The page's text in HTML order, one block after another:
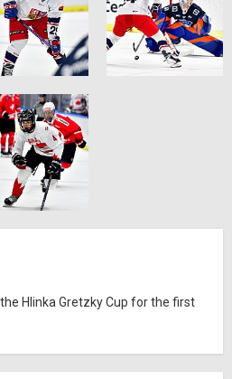
Hlinka Gretzky Cup for the first